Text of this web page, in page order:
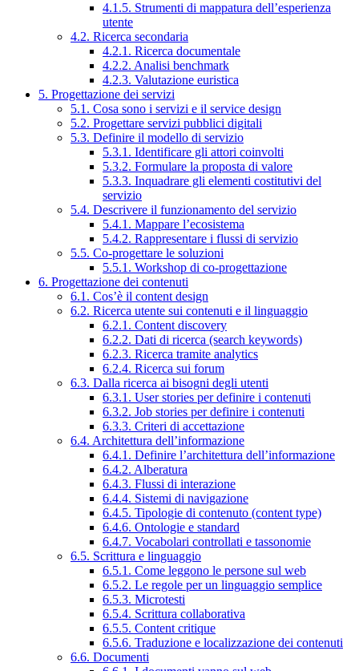
4.1.5. Strumenti di mappatura dell’esperienza
utente
4.2. Ricerca secondaria
4.2.1. Ricerca documentale
4.2.2. Analisi benchmark
4.2.3. Valutazione euristica
5. Progettazione dei servizi
5.1. Cosa sono i servizi e il service design
5.2. Progettare servizi pubblici digitali
5.3. Definire il modello di servizio
5.3.1. Identificare gli attori coinvolti
5.3.2. Formulare la proposta di valore
5.3.3. Inquadrare gli elementi costitutivi del
servizio
5.4. Descrivere il funzionamento del servizio
5.4.1. Mappare l’ecosistema
5.4.2. Rappresentare i flussi di servizio
5.5. Co-progettare le soluzioni
5.5.1. Workshop di co-progettazione
6. Progettazione dei contenuti
6.1. Cos’è il content design
6.2. Ricerca utente sui contenuti e il linguaggio
6.2.1. Content discovery
6.2.2. Dati di ricerca (search keywords)
6.2.3. Ricerca tramite analytics
6.2.4. Ricerca sui forum
6.3. Dalla ricerca ai bisogni degli utenti
6.3.1. User stories per definire i contenuti
6.3.2. Job stories per definire i contenuti
6.3.3. Criteri di accettazione
6.4. Architettura dell’informazione
6.4.1. Definire l’architettura dell’informazione
6.4.2. Alberatura
6.4.3. Flussi di interazione
6.4.4. Sistemi di navigazione
6.4.5. Tipologie di contenuto (content type)
6.4.6. Ontologie e standard
6.4.7. Vocabolari controllati e tassonomie
6.5. Scrittura e linguaggio
6.5.1. Come leggono le persone sul web
6.5.2. Le regole per un linguaggio semplice
6.5.3. Microtesti
6.5.4. Scrittura collaborativa
6.5.5. Content critique
6.5.6. Traduzione e localizzazione dei contenuti
6.6. Documenti